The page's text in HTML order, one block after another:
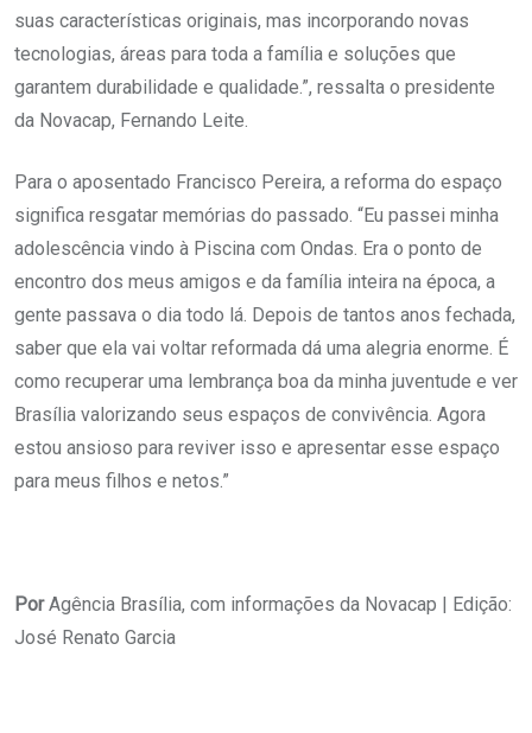
suas características originais, mas incorporando novas
tecnologias, áreas para toda a família e soluções que
garantem durabilidade e qualidade.”, ressalta o presidente
da Novacap, Fernando Leite.
Para o aposentado Francisco Pereira, a reforma do espaço
significa resgatar memórias do passado. “Eu passei minha
adolescência vindo à Piscina com Ondas. Era o ponto de
encontro dos meus amigos e da família inteira na época, a
gente passava o dia todo lá. Depois de tantos anos fechada,
saber que ela vai voltar reformada dá uma alegria enorme. É
como recuperar uma lembrança boa da minha juventude e ver
Brasília valorizando seus espaços de convivência. Agora
estou ansioso para reviver isso e apresentar esse espaço
para meus filhos e netos.”
PorAgência Brasília, com informações da Novacap | Edição:
José Renato Garcia